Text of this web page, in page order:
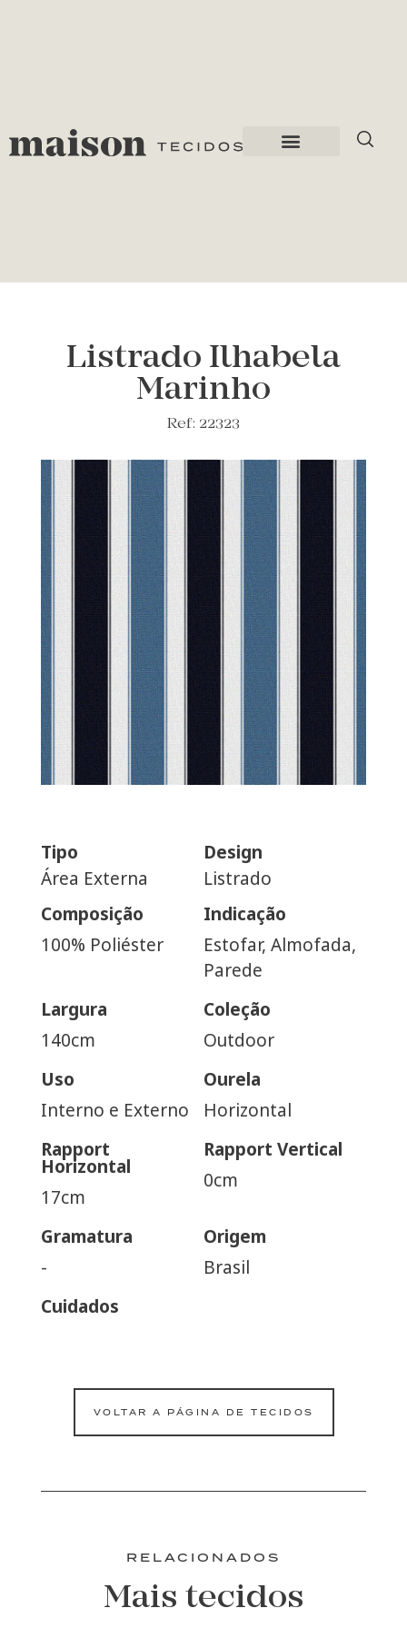
Listrado Ilhabela
Marinho
Ref: 22323
Tipo
Área Externa
Design
Listrado
Composição
100% Poliéster
Indicação
Estofar, Almofada,
Parede
Largura
140cm
Coleção
Outdoor
Uso
Interno e Externo
Ourela
Horizontal
Rapport
Horizontal
17cm
Rapport Vertical
0cm
Gramatura
-
Origem
Brasil
Cuidados
VOLTAR A PÁGINA DE TECIDOS
RELACIONADOS
Mais tecidos